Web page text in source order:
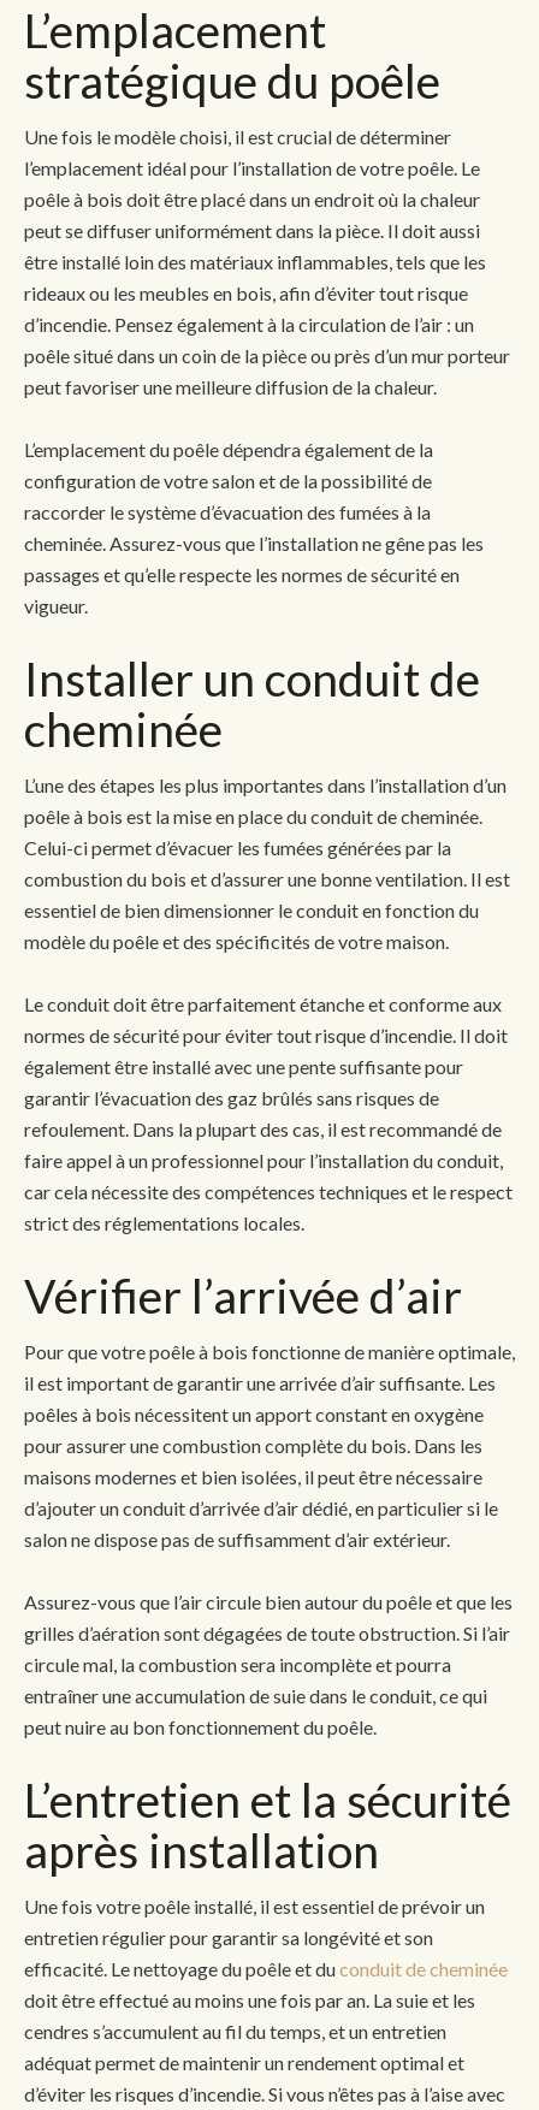
L’emplacement
stratégique du poêle
Une fois le modèle choisi, il est crucial de déterminer
l’emplacement idéal pour l’installation de votre poêle. Le
poêle à bois doit être placé dans un endroit où la chaleur
peut se diffuser uniformément dans la pièce. Il doit aussi
être installé loin des matériaux inflammables, tels que les
rideaux ou les meubles en bois, afin d’éviter tout risque
d’incendie. Pensez également à la circulation de l’air : un
poêle situé dans un coin de la pièce ou près d’un mur porteur
peut favoriser une meilleure diffusion de la chaleur.
L’emplacement du poêle dépendra également de la
configuration de votre salon et de la possibilité de
raccorder le système d’évacuation des fumées à la
cheminée. Assurez-vous que l’installation ne gêne pas les
passages et qu’elle respecte les normes de sécurité en
vigueur.
Installer un conduit de
cheminée
L’une des étapes les plus importantes dans l’installation d’un
poêle à bois est la mise en place du conduit de cheminée.
Celui-ci permet d’évacuer les fumées générées par la
combustion du bois et d’assurer une bonne ventilation. Il est
essentiel de bien dimensionner le conduit en fonction du
modèle du poêle et des spécificités de votre maison.
Le conduit doit être parfaitement étanche et conforme aux
normes de sécurité pour éviter tout risque d’incendie. Il doit
également être installé avec une pente suffisante pour
garantir l’évacuation des gaz brûlés sans risques de
refoulement. Dans la plupart des cas, il est recommandé de
faire appel à un professionnel pour l’installation du conduit,
car cela nécessite des compétences techniques et le respect
strict des réglementations locales.
Vérifier l’arrivée d’air
Pour que votre poêle à bois fonctionne de manière optimale,
il est important de garantir une arrivée d’air suffisante. Les
poêles à bois nécessitent un apport constant en oxygène
pour assurer une combustion complète du bois. Dans les
maisons modernes et bien isolées, il peut être nécessaire
d’ajouter un conduit d’arrivée d’air dédié, en particulier si le
salon ne dispose pas de suffisamment d’air extérieur.
Assurez-vous que l’air circule bien autour du poêle et que les
grilles d’aération sont dégagées de toute obstruction. Si l’air
circule mal, la combustion sera incomplète et pourra
entraîner une accumulation de suie dans le conduit, ce qui
peut nuire au bon fonctionnement du poêle.
L’entretien et la sécurité
après installation
Une fois votre poêle installé, il est essentiel de prévoir un
entretien régulier pour garantir sa longévité et son
efficacité. Le nettoyage du poêle et duconduit de cheminée
doit être effectué au moins une fois par an. La suie et les
cendres s’accumulent au fil du temps, et un entretien
adéquat permet de maintenir un rendement optimal et
d’éviter les risques d’incendie. Si vous n’êtes pas à l’aise avec